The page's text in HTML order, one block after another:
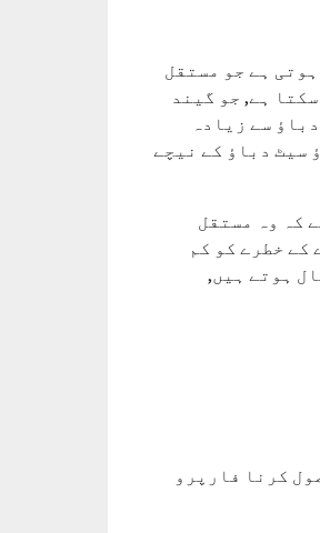
ہے جو مستقل
ہے, جو گیند
سے زیادہ
سیٹ دباؤ کے نیچے
کہ وہ مستقل
کے خطرے کو کم
ہوتے ہیں,
کرنا فارپرو